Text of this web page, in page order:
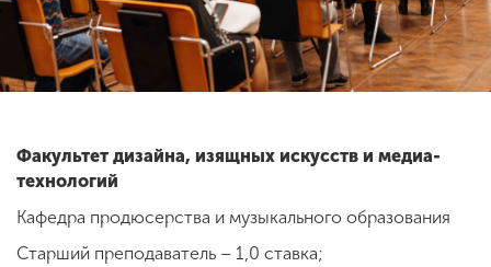
Приемная
комиссия
+7 (831) 262-26-20
Факультет дизайна, изящных искусств и медиа-
технологий
Кафедра продюсерства и музыкального образования
Старший преподаватель – 1,0 ставка;